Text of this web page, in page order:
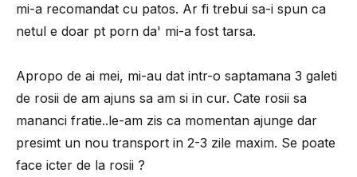
mi-a recomandat cu patos. Ar fi trebui sa-i spun ca
netul e doar pt porn da' mi-a fost tarsa.
Apropo de ai mei, mi-au dat intr-o saptamana 3 galeti
de rosii de am ajuns sa am si in cur. Cate rosii sa
mananci fratie..le-am zis ca momentan ajunge dar
presimt un nou transport in 2-3 zile maxim. Se poate
face icter de la rosii ?